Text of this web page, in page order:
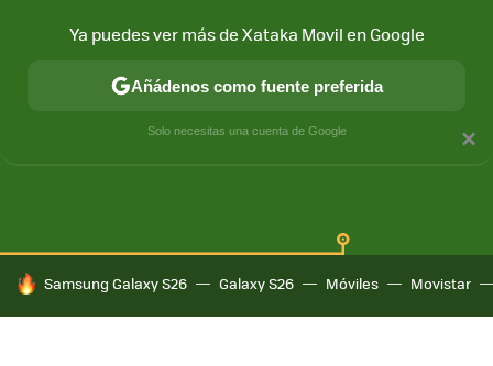
HOY SE HABLA DE
Samsung Galaxy S26 Galaxy S26 Móviles Movistar
×
Ya puedes ver más de Xataka Movil en Google
Añádenos como fuente preferida
Solo necesitas una cuenta de Google